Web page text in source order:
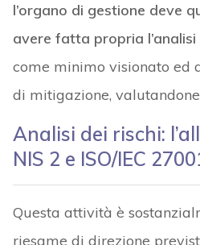
l’organo di gestione deve
avere fatta propria l’analisi
come minimo visionato ed
di mitigazione, valutandone
Analisi dei rischi:
NIS 2 e ISO/IEC
Questa attività è
riesame di direzione